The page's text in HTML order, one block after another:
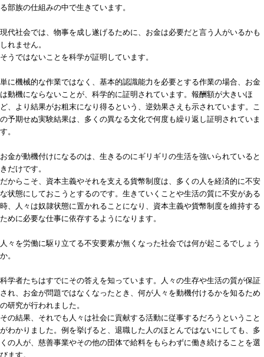
る部族の仕組みの中で生きています。
現代社会では、物事を成し遂げるために、お金は必要だと言う人がいるかも
しれません。
そうではないことを科学が証明しています。
単に機械的な作業ではなく、基本的認識能力を必要とする作業の場合、お金
は動機にならないことが、科学的に証明されています。報酬額が大きいほ
ど、より結果がお粗末になり得るという、逆効果さえも示されています。こ
の予期せぬ実験結果は、多くの異なる文化で何度も繰り返し証明されていま
す。
お金が動機付けになるのは、生きるのにギリギリの生活を強いられていると
きだけです。
だからこそ、資本主義やそれを支える貨幣制度は、多くの人を経済的に不安
な状態にしておこうとするのです。生きていくことや生活の質に不安がある
時、人々は奴隷状態に置かれることになり、資本主義や貨幣制度を維持する
ために必要な仕事に依存するようになります。
人々を労働に駆り立てる不安要素が無くなった社会では何が起こるでしょう
か。
科学者たちはすでにその答えを知っています。人々の生存や生活の質が保証
され、お金が問題ではなくなったとき、何が人々を動機付けるかを知るため
の研究が行われました。
その結果、それでも人々は社会に貢献する活動に従事するだろうということ
がわかりました。例を挙げると、退職した人のほとんではないにしても、多
くの人が、慈善事業やその他の団体で給料をもらわずに働き続けることを選
びます。